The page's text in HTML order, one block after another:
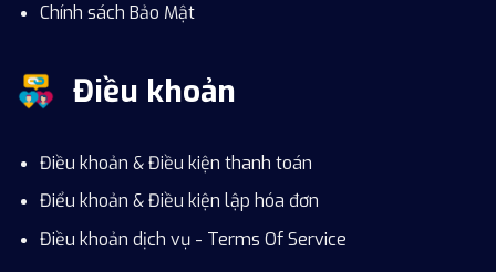
Chính sách Bảo Mật
Điều khoản
Điều khoản & Điều kiện thanh toán
Điểu khoản & Điều kiện lập hóa đơn
Điều khoản dịch vụ - Terms Of Service